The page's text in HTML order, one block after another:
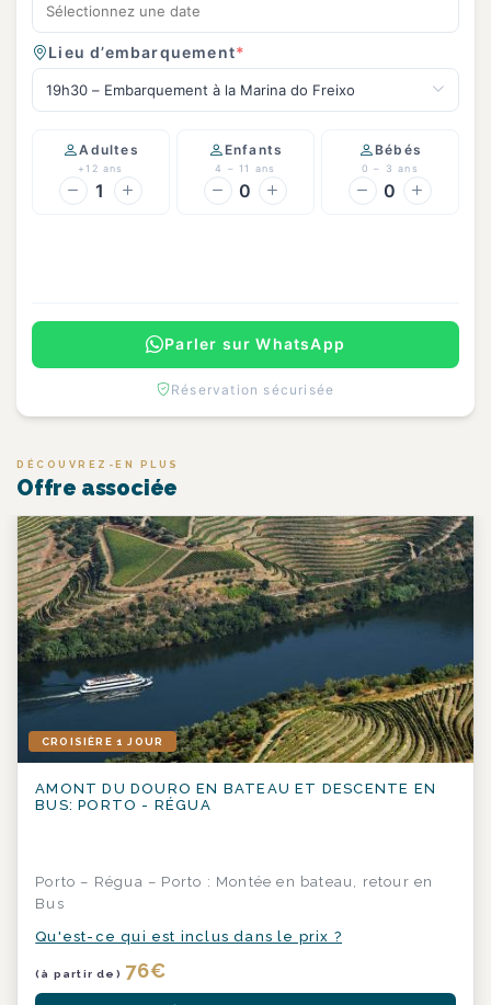
Lieu d’embarquement*
19h30 – Embarquement à la Marina do Freixo
Adultes
+12 ans
1
Enfants
4 – 11 ans
0
Bébés
0 – 3 ans
0
Parler sur WhatsApp
Réservation sécurisée
DÉCOUVREZ-EN PLUS
Offre associée
CROISIÈRE 1 JOUR
AMONT DU DOURO EN BATEAU ET DESCENTE EN
BUS: PORTO - RÉGUA
Porto – Régua – Porto : Montée en bateau, retour en
Bus
Qu'est-ce qui est inclus dans le prix ?
(à partir de) 76€